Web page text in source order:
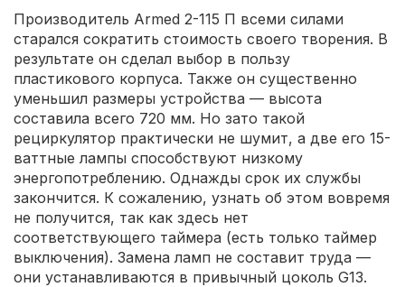
Производитель Armed 2-115 П всеми силами
старался сократить стоимость своего творения. В
результате он сделал выбор в пользу
пластикового корпуса. Также он существенно
уменьшил размеры устройства — высота
составила всего 720 мм. Но зато такой
рециркулятор практически не шумит, а две его 15-
ваттные лампы способствуют низкому
энергопотреблению. Однажды срок их службы
закончится. К сожалению, узнать об этом вовремя
не получится, так как здесь нет
соответствующего таймера (есть только таймер
выключения). Замена ламп не составит труда —
они устанавливаются в привычный цоколь G13.